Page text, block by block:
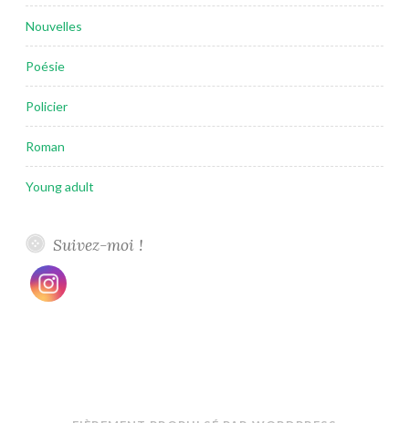
Nouvelles
Poésie
Policier
Roman
Young adult
Suivez-moi !